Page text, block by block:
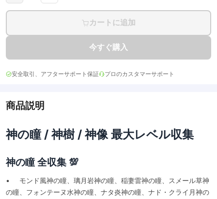
カートに追加
今すぐ購入
安全取引、アフターサポート保証 プロのカスタマーサポート
商品説明
神の瞳 / 神樹 / 神像 最大レベル収集
神の瞳 全収集 💯
• モンド風神の瞳、璃月岩神の瞳、稲妻雷神の瞳、スメール草神
の瞳、フォンテーヌ水神の瞳、ナタ炎神の瞳、ナド・クライ月神の